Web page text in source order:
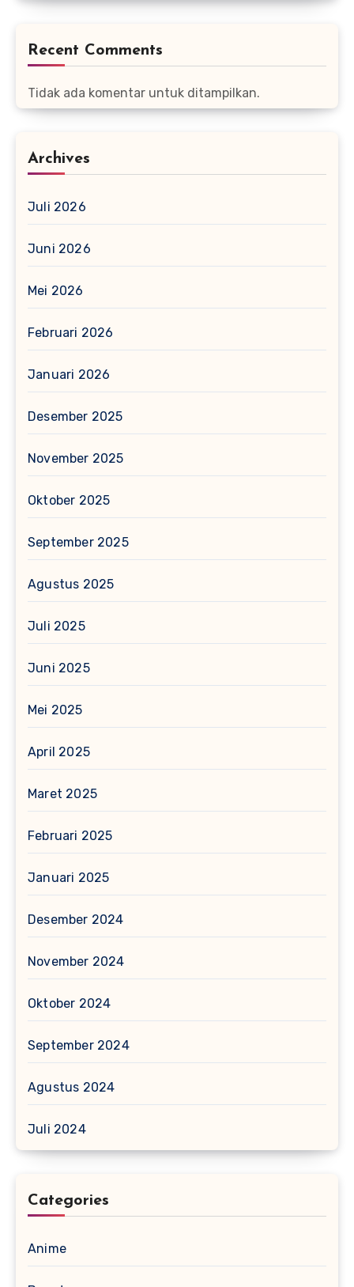
Recent Comments
Tidak ada komentar untuk ditampilkan.
Archives
Juli 2026
Juni 2026
Mei 2026
Februari 2026
Januari 2026
Desember 2025
November 2025
Oktober 2025
September 2025
Agustus 2025
Juli 2025
Juni 2025
Mei 2025
April 2025
Maret 2025
Februari 2025
Januari 2025
Desember 2024
November 2024
Oktober 2024
September 2024
Agustus 2024
Juli 2024
Categories
Anime